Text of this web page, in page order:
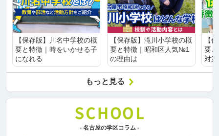
【保存版】川名中学校の概
要と特徴｜時をいかせる子
になれる
【保存版】滝川小学校の概
要と特徴｜昭和区人気№1
の理由は
【
要
対
もっと見る
- 名古屋の学区コラム -